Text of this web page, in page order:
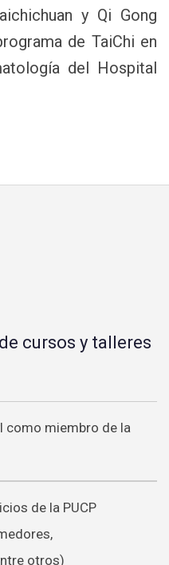
y Qi Gong
de TaiChi en
del Hospital
cursos y talleres
como miembro de la
de la PUCP
otros)